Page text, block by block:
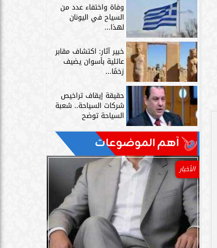
وفاة واختفاء عدد من
السياح في اليونان
لهذا...
خبير آثار: اكتشاف مقابر
عائلية بأسوان يضيف
زخمًا...
حقيقة إيقاف تراخيص
شركات السياحة.. شعبة
السياحة توضح
آهم الموضوعات
الأخبار